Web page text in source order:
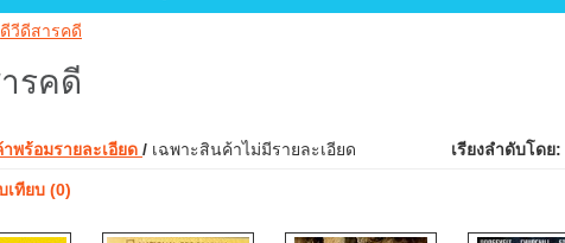
ดีวีดีสารคดี
รคดี
พร้อมรายละเอียด / เฉพาะสินค้าไม่มีรายละเอียด เรียงลำดับโดย:
เทียบ (0)